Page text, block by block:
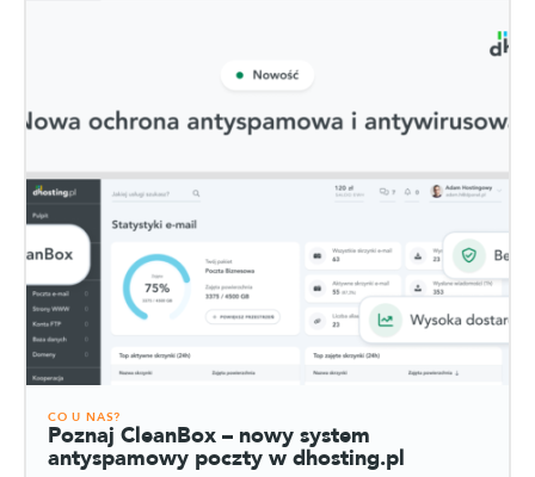
CO U NAS?
Poznaj CleanBox – nowy system
antyspamowy poczty w dhosting.pl